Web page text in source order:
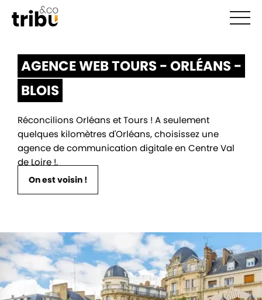
AGENCE WEB TOURS - ORLÉANS -
BLOIS
Réconcilions Orléans et Tours ! A seulement
quelques kilomètres d'Orléans, choisissez une
agence de communication digitale en Centre Val
de Loire !.
On est voisin !